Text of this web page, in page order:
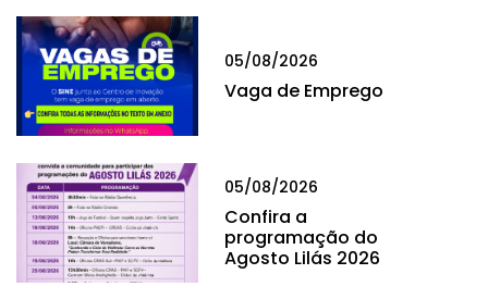
05/08/2026
Vaga de Emprego
05/08/2026
Confira a
programação do
Agosto Lilás 2026